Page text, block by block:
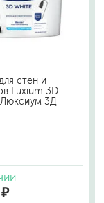
стен и
Luxium 3D
3Д